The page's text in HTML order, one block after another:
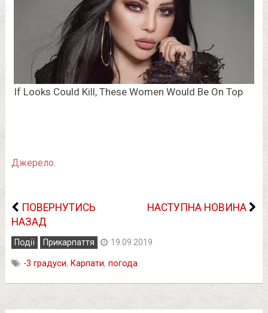
Джерело.
ПОВЕРНУТИСЬ
НАЗАД
НАСТУПНА НОВИНА
Події Прикарпаття 19.09.2019
-3 градуси, Карпати, погода